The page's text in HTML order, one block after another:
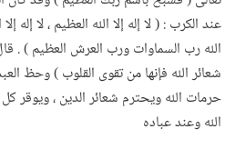
عند الكرب : ( لا إله إلا الله العظيم ، لا إله
الله رب السماوات ورب العرش العظيم ) .
شعائر الله فإنها من تقوى القلوب ) وحظ
حرمات الله ويحترم شعائر الدين ، ويوقر
الله وعند عباده